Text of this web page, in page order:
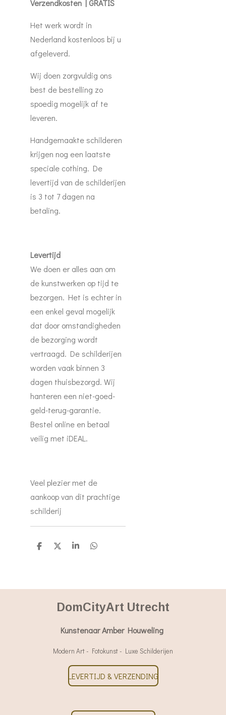
Verzendkosten | GRATIS
Het werk wordt in
Nederland kostenloos bij u
afgeleverd.
Wij doen zorgvuldig ons
best de bestelling zo
spoedig mogelijk af te
leveren.
Handgemaakte schilderen
krijgen nog een laatste
speciale cothing. De
levertijd van de schilderijen
is 3 tot 7 dagen na
betaling.
Levertijd
We doen er alles aan om
de kunstwerken op tijd te
bezorgen. Het is echter in
een enkel geval mogelijk
dat door omstandigheden
de bezorging wordt
vertraagd. De schilderijen
worden vaak binnen 3
dagen thuisbezorgd. Wij
hanteren een niet-goed-
geld-terug-garantie.
Bestel online en betaal
veilig met iDEAL.
Veel plezier met de
aankoop van dit prachtige
schilderij
D
D
S
D
DomCityArt Utrecht
Kunstenaar Amber Houweling
Modern Art - Fotokunst - Luxe Schilderijen
LEVERTIJD & VERZENDING